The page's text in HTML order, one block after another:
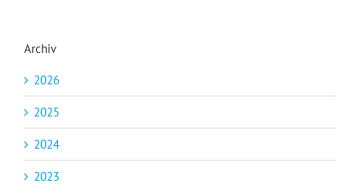
Archiv
2026
2025
2024
2023